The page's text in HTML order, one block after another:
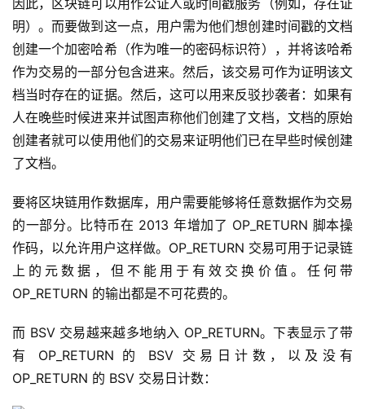
因此，区块链可以用作公证人或时间戳服务（例如，存在证
明）。而要做到这一点，用户需为他们想创建时间戳的文档
创建一个加密哈希（作为唯一的密码标识符），并将该哈希
作为交易的一部分包含进来。然后，该交易可作为证明该文
档当时存在的证据。然后，这可以用来反驳抄袭者：如果有
人在晚些时候进来并试图声称他们创建了文档，文档的原始
创建者就可以使用他们的交易来证明他们已在早些时候创建
了文档。
要将区块链用作数据库，用户需要能够将任意数据作为交易
的一部分。比特币在 2013 年增加了 OP_RETURN 脚本操
作码，以允许用户这样做。OP_RETURN 交易可用于记录链
上的元数据，但不能用于有效交换价值。任何带
OP_RETURN 的输出都是不可花费的。
而 BSV 交易越来越多地纳入 OP_RETURN。下表显示了带
有 OP_RETURN 的 BSV 交易日计数，以及没有
OP_RETURN 的 BSV 交易日计数：